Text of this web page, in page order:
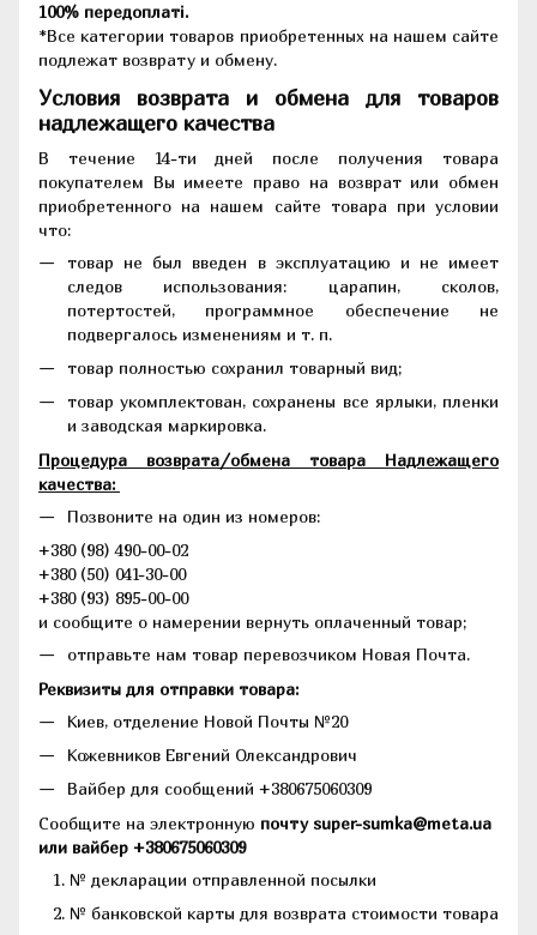
100% передоплаті.
*Все категории товаров приобретенных на нашем сайте
подлежат возврату и обмену.
Условия возврата и обмена для товаров
надлежащего качества
В течение 14-ти дней после получения товара
покупателем Вы имеете право на возврат или обмен
приобретенного на нашем сайте товара при условии
что:
товар не был введен в эксплуатацию и не имеет
следов использования: царапин, сколов,
потертостей, программное обеспечение не
подвергалось изменениям и т. п.
товар полностью сохранил товарный вид;
товар укомплектован, сохранены все ярлыки, пленки
и заводская маркировка.
Процедура возврата/обмена товара Надлежащего
качества:
Позвоните на один из номеров:
+380 (98) 490-00-02
+380 (50) 041-30-00
+380 (93) 895-00-00
и сообщите о намерении вернуть оплаченный товар;
отправьте нам товар перевозчиком Новая Почта.
Реквизиты для отправки товара:
Киев, отделение Новой Почты №20
Кожевников Евгений Олександрович
Вайбер для сообщений +380675060309
Сообщите на электронную почту super-sumka@meta.ua
или вайбер +380675060309
№ декларации отправленной посылки
№ банковской карты для возврата стоимости товара